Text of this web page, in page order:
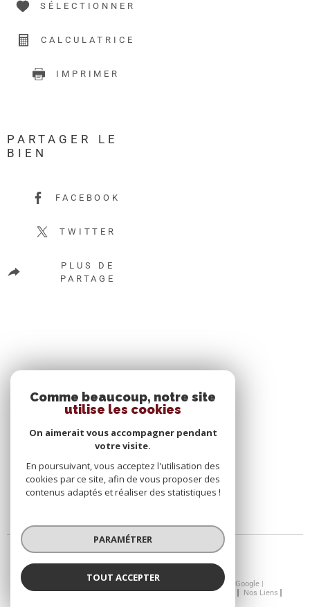
SÉLECTIONNER
CALCULATRICE
IMPRIMER
PARTAGER LE
BIEN
FACEBOOK
TWITTER
PLUS DE
PARTAGE
© 2026 | Tous droits réservés | Traduction powered by Google |
Nos Honoraires
Plan Du Site Mentions Légales Admin
Nos Liens
Comme beaucoup, notre site
utilise les cookies
On aimerait vous accompagner pendant
votre visite.
En poursuivant, vous acceptez l'utilisation des
cookies par ce site, afin de vous proposer des
contenus adaptés et réaliser des statistiques !
PARAMÉTRER
TOUT ACCEPTER